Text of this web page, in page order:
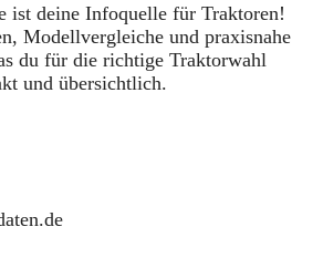
ist deine Infoquelle für Traktoren!
Modellvergleiche und praxisnahe
du für die richtige Traktorwahl
und übersichtlich.